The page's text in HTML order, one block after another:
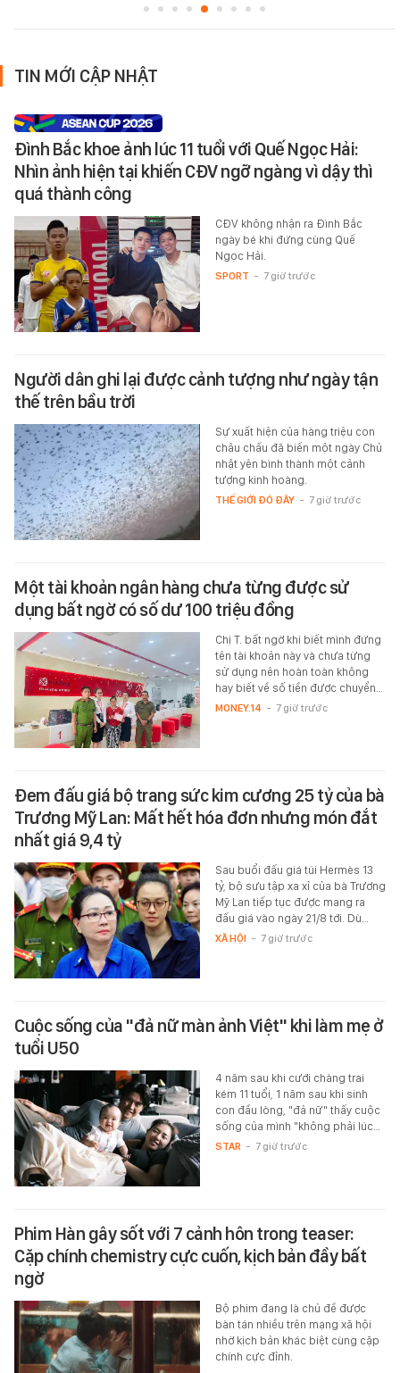
TIN MỚI CẬP NHẬT
Đình Bắc khoe ảnh lúc 11 tuổi với Quế Ngọc Hải:
Nhìn ảnh hiện tại khiến CĐV ngỡ ngàng vì dậy thì
quá thành công
CĐV không nhận ra Đình Bắc
ngày bé khi đứng cùng Quế
Ngọc Hải.
SPORT - 7 giờ trước
Người dân ghi lại được cảnh tượng như ngày tận
thế trên bầu trời
Sự xuất hiện của hàng triệu con
châu chấu đã biến một ngày Chủ
nhật yên bình thành một cảnh
tượng kinh hoàng.
THẾ GIỚI ĐÓ ĐÂY - 7 giờ trước
Một tài khoản ngân hàng chưa từng được sử
dụng bất ngờ có số dư 100 triệu đồng
Chị T. bất ngờ khi biết mình đứng
tên tài khoản này và chưa từng
sử dụng nên hoàn toàn không
hay biết về số tiền được chuyển…
MONEY.14 - 7 giờ trước
Đem đấu giá bộ trang sức kim cương 25 tỷ của bà
Trương Mỹ Lan: Mất hết hóa đơn nhưng món đắt
nhất giá 9,4 tỷ
Sau buổi đấu giá túi Hermès 13
tỷ, bộ sưu tập xa xỉ của bà Trương
Mỹ Lan tiếp tục được mang ra
đấu giá vào ngày 21/8 tới. Dù…
XÃ HỘI - 7 giờ trước
Cuộc sống của "đả nữ màn ảnh Việt" khi làm mẹ ở
tuổi U50
4 năm sau khi cưới chàng trai
kém 11 tuổi, 1 năm sau khi sinh
con đầu lòng, "đả nữ" thấy cuộc
sống của mình "không phải lúc…
STAR - 7 giờ trước
Phim Hàn gây sốt với 7 cảnh hôn trong teaser:
Cặp chính chemistry cực cuốn, kịch bản đầy bất
ngờ
Bộ phim đang là chủ đề được
bàn tán nhiều trên mạng xã hội
nhờ kịch bản khác biệt cùng cặp
chính cực đỉnh.